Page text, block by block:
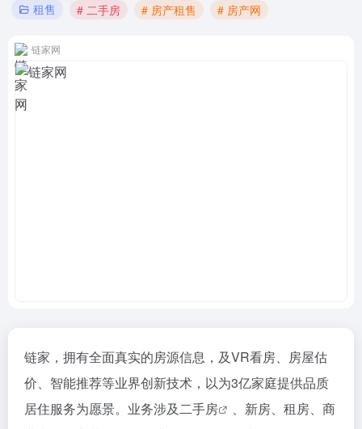
租售 # 二手房 # 房产租售 # 房产网
链家网
链家，拥有全面真实的房源信息，及VR看房、房屋估
价、智能推荐等业界创新技术，以为3亿家庭提供品质
居住服务为愿景。业务涉及二手房
、新房、租房、商